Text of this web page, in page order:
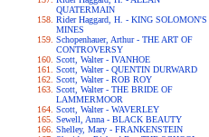
QUATERMAIN
Rider Haggard, H. - KING SOLOMON'S
MINES
Schopenhauer, Arthur - THE ART OF
CONTROVERSY
Scott, Walter - IVANHOE
Scott, Walter - QUENTIN DURWARD
Scott, Walter - ROB ROY
Scott, Walter - THE BRIDE OF
LAMMERMOOR
Scott, Walter - WAVERLEY
Sewell, Anna - BLACK BEAUTY
Shelley, Mary - FRANKENSTEIN